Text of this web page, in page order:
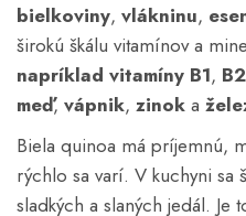
bielkoviny, vlákninu,
širokú škálu vitamínov a
napríklad vitamíny B1, B2
meď, vápnik, zinok a
Biela quinoa má príjemnú,
rýchlo sa varí. V kuchyni
sladkých a slaných jedál. Je